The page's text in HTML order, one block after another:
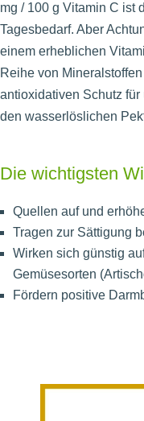
mg / 100 g Vitamin C ist
Tagesbedarf. Aber
einem erheblichen
Reihe von
antioxidativen Schutz
den wasserlöslichen
Die wichtigsten
Quellen auf und
Tragen zur Sättigung
Wirken sich günstig
Gemüsesorten
Fördern positive